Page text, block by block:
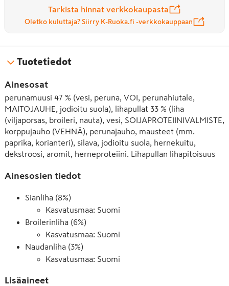
Tarkista hinnat verkkokaupasta
Oletko kuluttaja? Siirry K-Ruoka.fi -verkkokauppaan
Tuotetiedot
Ainesosat
perunamuusi 47 % (vesi, peruna, VOI, perunahiutale,
MAITOJAUHE, jodioitu suola), lihapullat 33 % (liha
(viljaporsas, broileri, nauta), vesi, SOIJAPROTEIINIVALMISTE,
korppujauho (VEHNÄ), perunajauho, mausteet (mm.
paprika, korianteri), silava, jodioitu suola, hernekuitu,
dekstroosi, aromit, herneproteiini. Lihapullan lihapitoisuus
Suomi), kermakastike 20 % (vesi, laktoositon
aromit (mm. KERMA), mausteet (mm. valkosipuli), sokeri,
VOI, jodioitu suola, rapsiöljy, väri paprikauute, karamellisoitu
sokeri)
Ainesosien tiedot
Sianliha (8%)
Kasvatusmaa: Suomi
Broilerinliha (6%)
Kasvatusmaa: Suomi
Naudanliha (3%)
Kasvatusmaa: Suomi
Lisäaineet